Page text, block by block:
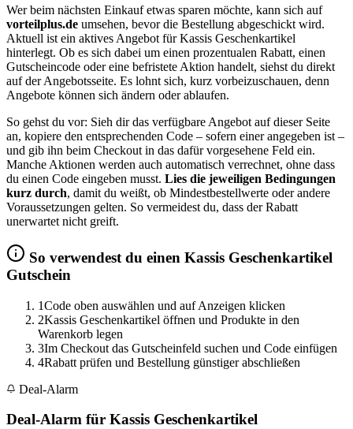
Wer beim nächsten Einkauf etwas sparen möchte, kann sich auf
vorteilplus.de umsehen, bevor die Bestellung abgeschickt wird.
Aktuell ist ein aktives Angebot für Kassis Geschenkartikel
hinterlegt. Ob es sich dabei um einen prozentualen Rabatt, einen
Gutscheincode oder eine befristete Aktion handelt, siehst du direkt
auf der Angebotsseite. Es lohnt sich, kurz vorbeizuschauen, denn
Angebote können sich ändern oder ablaufen.
So gehst du vor: Sieh dir das verfügbare Angebot auf dieser Seite
an, kopiere den entsprechenden Code – sofern einer angegeben ist –
und gib ihn beim Checkout in das dafür vorgesehene Feld ein.
Manche Aktionen werden auch automatisch verrechnet, ohne dass
du einen Code eingeben musst. Lies die jeweiligen Bedingungen
kurz durch, damit du weißt, ob Mindestbestellwerte oder andere
Voraussetzungen gelten. So vermeidest du, dass der Rabatt
unerwartet nicht greift.
So verwendest du einen Kassis Geschenkartikel
Gutschein
1Code oben auswählen und auf Anzeigen klicken
2Kassis Geschenkartikel öffnen und Produkte in den
Warenkorb legen
3Im Checkout das Gutscheinfeld suchen und Code einfügen
4Rabatt prüfen und Bestellung günstiger abschließen
Deal-Alarm
Deal-Alarm für Kassis Geschenkartikel